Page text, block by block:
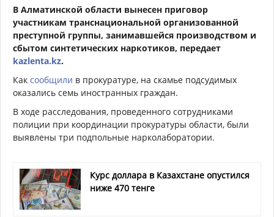
В Алматинской области вынесен приговор
участникам транснациональной организованной
преступной группы, занимавшейся производством и
сбытом синтетических наркотиков, передает
kazlenta.kz.
Как сообщили в прокуратуре, на скамье подсудимых
оказались семь иностранных граждан.
В ходе расследования, проведенного сотрудниками
полиции при координации прокуратуры области, были
выявлены три подпольные нарколаборатории.
Курс доллара в Казахстане опустился
ниже 470 тенге